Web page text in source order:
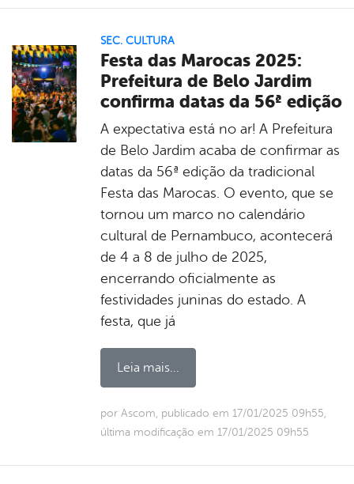
SEC. CULTURA
Festa das Marocas 2025:
Prefeitura de Belo Jardim
confirma datas da 56ª edição
A expectativa está no ar! A Prefeitura
de Belo Jardim acaba de confirmar as
datas da 56ª edição da tradicional
Festa das Marocas. O evento, que se
tornou um marco no calendário
cultural de Pernambuco, acontecerá
de 4 a 8 de julho de 2025,
encerrando oficialmente as
festividades juninas do estado. A
festa, que já
Leia mais...
por Ascom, publicado em 17/01/2025 09h55,
última modificação em 17/01/2025 09h55